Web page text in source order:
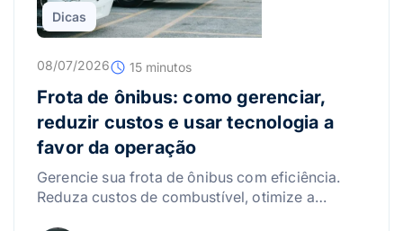
Dicas
08/07/2026 15 minutos
Frota de ônibus: como gerenciar,
reduzir custos e usar tecnologia a
favor da operação
Gerencie sua frota de ônibus com eficiência.
Reduza custos de combustível, otimize a